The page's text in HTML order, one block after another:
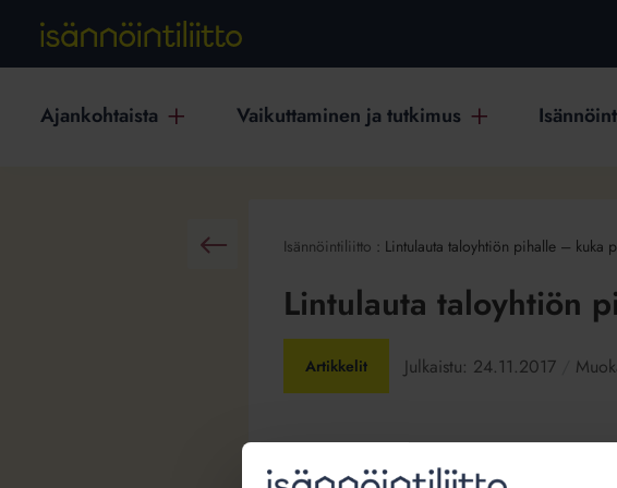
Ajankohtaista Vaikuttaminen ja tutkimus
Takaisin Isännöintiliitto : Lintulauta taloyhtiön pihalle – kuka
Lintulauta taloyhtiön
Artikkelit Julkaistu: 24.11.2017